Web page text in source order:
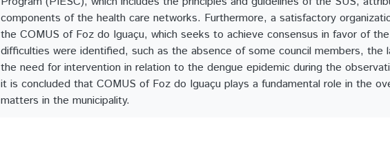
components of the health care networks. Furthermore, a satisfactory
the COMUS of Foz do Iguaçu, which seeks to achieve consensus in favor of
difficulties were identified, such as the absence of some council members,
the need for intervention in relation to the dengue epidemic during the
it is concluded that COMUS of Foz do Iguaçu plays a fundamental role in the
matters in the municipality.